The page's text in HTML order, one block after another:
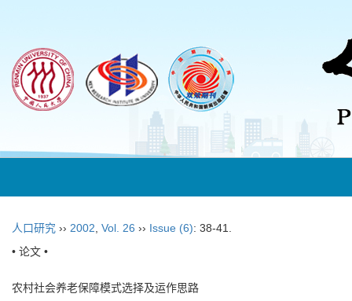
人口研究 ›› 2002 Vol. 26 ›› Issue (6): 38-41.
• 论文 •
农村社会养老保障模式选择及运作思路